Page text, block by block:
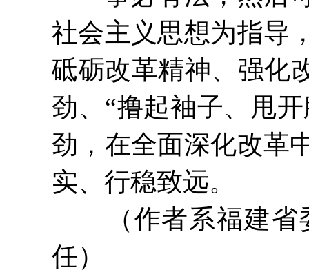
社会主义思想为指导
砥砺改革精神、强化
劲、“撸起袖子、甩
劲，在全面深化改革
实、行稳致远。
（作者系福建省
任）